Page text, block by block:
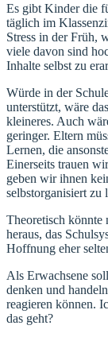
Es gibt Kinder die
täglich im
Stress in der Früh,
viele davon sind
Inhalte selbst zu
Würde in der
unterstützt, wäre
kleineres. Auch
geringer. Eltern
Lernen, die
Einerseits trauen
geben wir ihnen
selbstorganisiert zu
Theoretisch könnte
heraus, das
Hoffnung eher
Als Erwachsene
denken und
reagieren können.
das geht?